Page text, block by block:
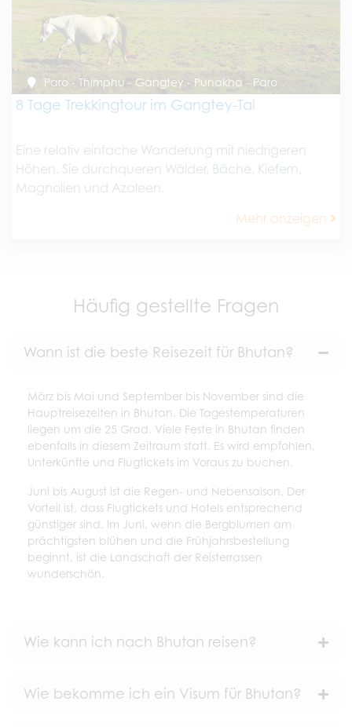
Paro - Thimphu - Gangtey - Punakha - Paro
8 Tage Trekkingtour im Gangtey-Tal
Eine relativ einfache Wanderung mit niedrigeren
Höhen. Sie durchqueren Wälder, Bäche, Kiefern,
Magnolien und Azaleen.
Mehr anzeigen
Häufig gestellte Fragen
Wann ist die beste Reisezeit für Bhutan?
März bis Mai und September bis November sind die
Hauptreisezeiten in Bhutan. Die Tagestemperaturen
liegen um die 25 Grad. Viele Feste in Bhutan finden
ebenfalls in diesem Zeitraum statt. Es wird empfohlen,
Unterkünfte und Flugtickets im Voraus zu buchen.
Juni bis August ist die Regen- und Nebensaison. Der
Vorteil ist, dass Flugtickets und Hotels entsprechend
günstiger sind. Im Juni, wenn die Bergblumen am
prächtigsten blühen und die Frühjahrsbestellung
beginnt, ist die Landschaft der Reisterrassen
wunderschön.
Wie kann ich nach Bhutan reisen?
Wie bekomme ich ein Visum für Bhutan?